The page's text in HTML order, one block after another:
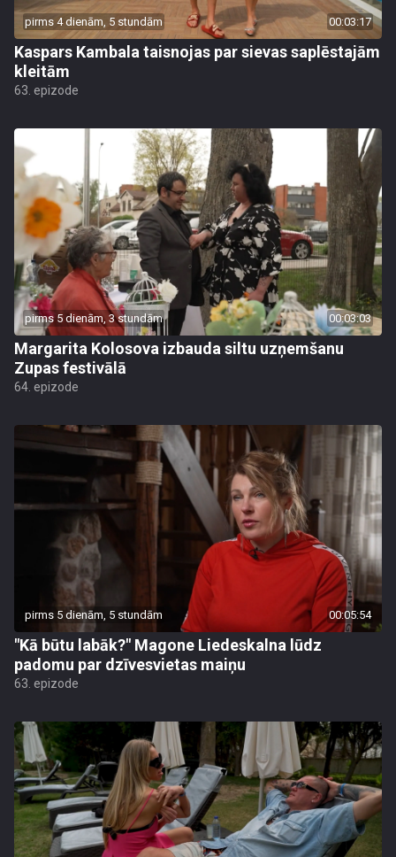
pirms 4 dienām, 5 stundām 00:03:17
Kaspars Kambala taisnojas par sievas saplēstajām
kleitām
63. epizode
pirms 5 dienām, 3 stundām 00:03:03
Margarita Kolosova izbauda siltu uzņemšanu
Zupas festivālā
64. epizode
pirms 5 dienām, 5 stundām 00:05:54
"Kā būtu labāk?" Magone Liedeskalna lūdz
padomu par dzīvesvietas maiņu
63. epizode